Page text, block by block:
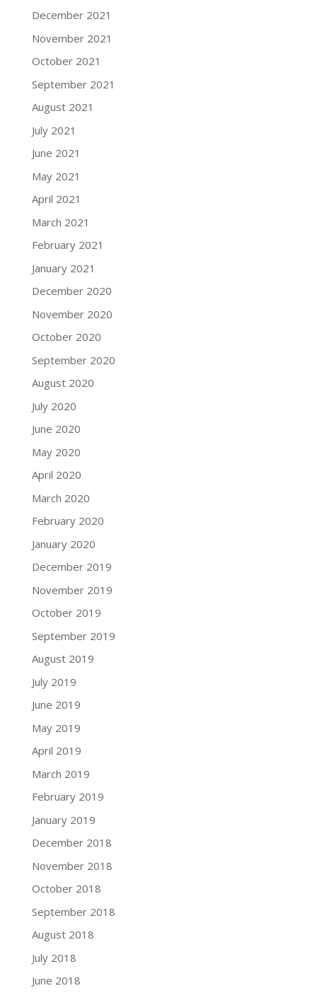
December 2021
November 2021
October 2021
September 2021
August 2021
July 2021
June 2021
May 2021
April 2021
March 2021
February 2021
January 2021
December 2020
November 2020
October 2020
September 2020
August 2020
July 2020
June 2020
May 2020
April 2020
March 2020
February 2020
January 2020
December 2019
November 2019
October 2019
September 2019
August 2019
July 2019
June 2019
May 2019
April 2019
March 2019
February 2019
January 2019
December 2018
November 2018
October 2018
September 2018
August 2018
July 2018
June 2018